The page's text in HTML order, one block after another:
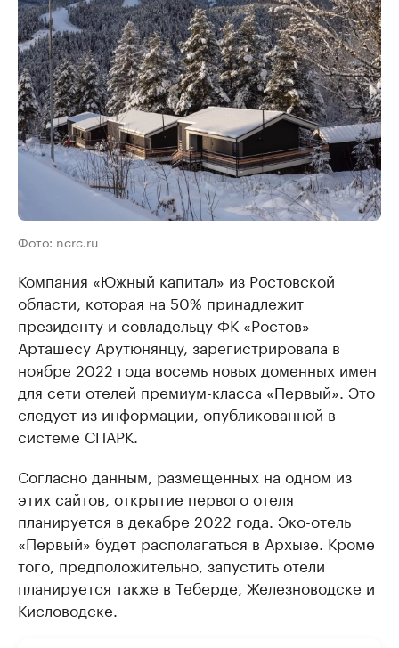
Фото: ncrc.ru
Компания «Южный капитал» из Ростовской
области, которая на 50% принадлежит
президенту и совладельцу ФК «Ростов»
Арташесу Арутюнянцу, зарегистрировала в
ноябре 2022 года восемь новых доменных имен
для сети отелей премиум-класса «Первый». Это
следует из информации, опубликованной в
системе СПАРК.
Согласно данным, размещенных на одном из
этих сайтов, открытие первого отеля
планируется в декабре 2022 года. Эко-отель
«Первый» будет располагаться в Архызе. Кроме
того, предположительно, запустить отели
планируется также в Теберде, Железноводске и
Кисловодске.